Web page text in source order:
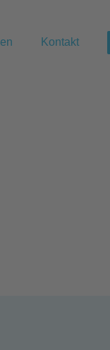
Kontakt